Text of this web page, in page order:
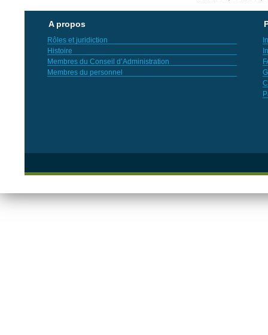
A propos
Rôles et juridiction
Histoire
Membres du Conseil d’Administration
Membres du personnel